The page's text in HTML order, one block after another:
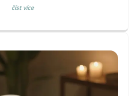
republiky.
číst více